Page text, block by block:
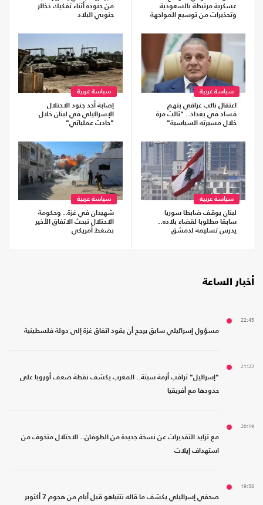
عسكرية مرتبطة بالسعودية
وتحذيرات من توسيع المواجهة
من جنوده أثناء تفكيك ذخائر
جنوبي البلاد
سياسة عربية
اعتقال نائب عراقي بتهم
فساد في بغداد.. "ثالث مرة
خلال مسيرته السياسية"
سياسة عربية
إصابة أحد جنود الاحتلال
الإسرائيلي في لبنان خلال
"حادث عملياتي"
سياسة عربية
لبنان يوقف ضابطا سوريا
سابقا مطلوبا لقضاء بلاده..
يدرس تسليمه لدمشق
سياسة عربية
شهيدان في غزة.. وحكومة
الاحتلال تبحث الاتفاق الأخير
بضغط أمريكي
أخبار الساعة
22:45
مسؤول إسرائيلي سابق يرجح أن يقود اتفاق غزة إلى دولة فلسطينية
21:22
"إسرائيل" تراقب أزمة سبتة.. المغرب يكشف نقطة ضعف أوروبا على
حدودها مع أفريقيا
20:19
مع تزايد التقديرات عن نسخة جديدة من الطوفان.. الاحتلال متخوف من
استهداف إيلات
19:58
صحفي إسرائيلي يكشف ما قاله نتنياهو قبل أيام من هجوم 7 أكتوبر